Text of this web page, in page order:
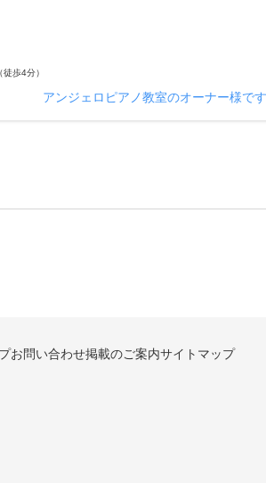
歩4分）
アンジェロピアノ教室のオーナー様で
お問い合わせ掲載のご案内サイトマップ